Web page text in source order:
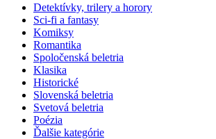
Detektívky, trilery a horory
Sci-fi a fantasy
Komiksy
Romantika
Spoločenská beletria
Klasika
Historické
Slovenská beletria
Svetová beletria
Poézia
Ďalšie kategórie